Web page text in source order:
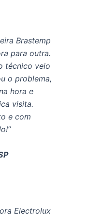
Brastemp
para outra.
técnico veio
o problema,
hora e
visita.
e com
Electrolux